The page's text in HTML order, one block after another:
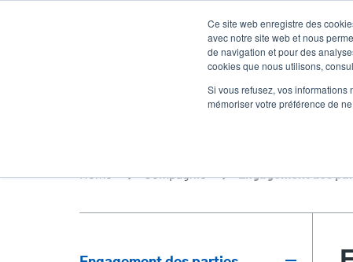
Ce site web enregistre des
avec notre site web et nous
de navigation et pour des
cookies que nous utilisons,
Si vous refusez, vos
mémoriser votre préférence de
Home Compagnie Engagement des